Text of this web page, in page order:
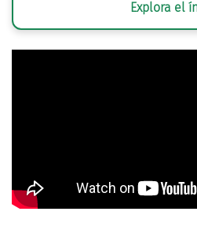
Explora el